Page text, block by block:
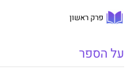
פרק ראשון
על הספר